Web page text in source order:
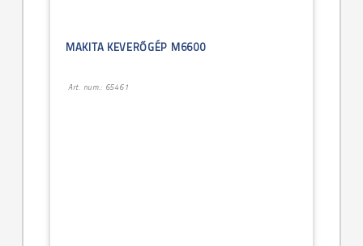
MAKITA KEVERŐGÉP M6600
Art. num.: 65461